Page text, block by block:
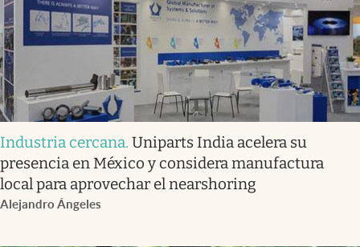
Industria cercana. Uniparts India acelera su
presencia en México y considera manufactura
local para aprovechar el nearshoring
Alejandro Ángeles